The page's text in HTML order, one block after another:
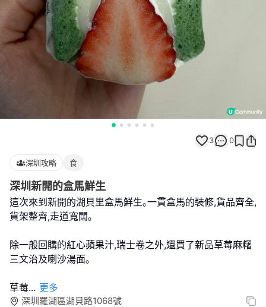
3 0
深圳攻略 食
深圳新開的盒馬鮮生
這次來到新開的湖貝里盒馬鮮生｡一貫盒馬的裝修,貨品齊全,
貨架整齊,走道寬闊｡
除一般回購的紅心蘋果汁,瑞士卷之外,還買了新品草莓麻糬
三文治及喇沙湯面｡
草莓... 更多
深圳羅湖區湖貝路1068號